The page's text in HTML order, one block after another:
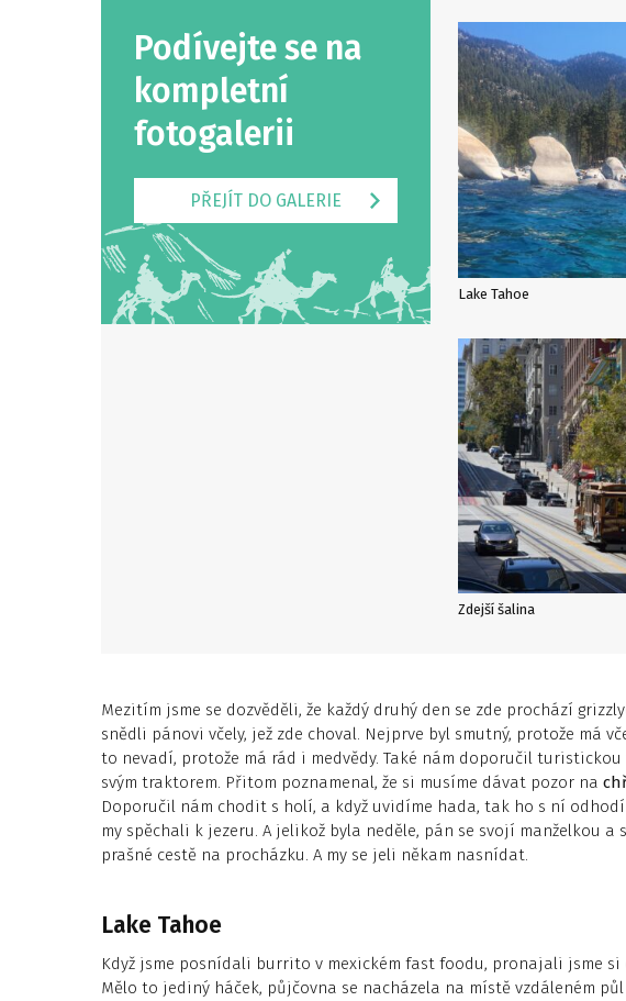
Podívejte se na
kompletní
fotogalerii
PŘEJÍT DO GALERIE
Lake Tahoe
Zdejší šalina
Mezitím jsme se dozvěděli, že každý druhý den se zde prochází
snědli pánovi včely, jež zde choval. Nejprve byl smutný, protože má
to nevadí, protože má rád i medvědy. Také nám doporučil
svým traktorem. Přitom poznamenal, že si musíme dávat pozor na
Doporučil nám chodit s holí, a když uvidíme hada, tak ho s ní
my spěchali k jezeru. A jelikož byla neděle, pán se svojí manželkou
prašné cestě na procházku. A my se jeli někam nasnídat.
Lake Tahoe
Když jsme posnídali burrito v mexickém fast foodu, pronajali jsme
Mělo to jediný háček, půjčovna se nacházela na místě vzdáleném